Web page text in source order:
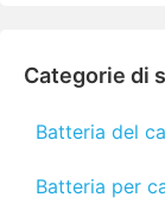
Categorie di
Batteria del
Batteria per